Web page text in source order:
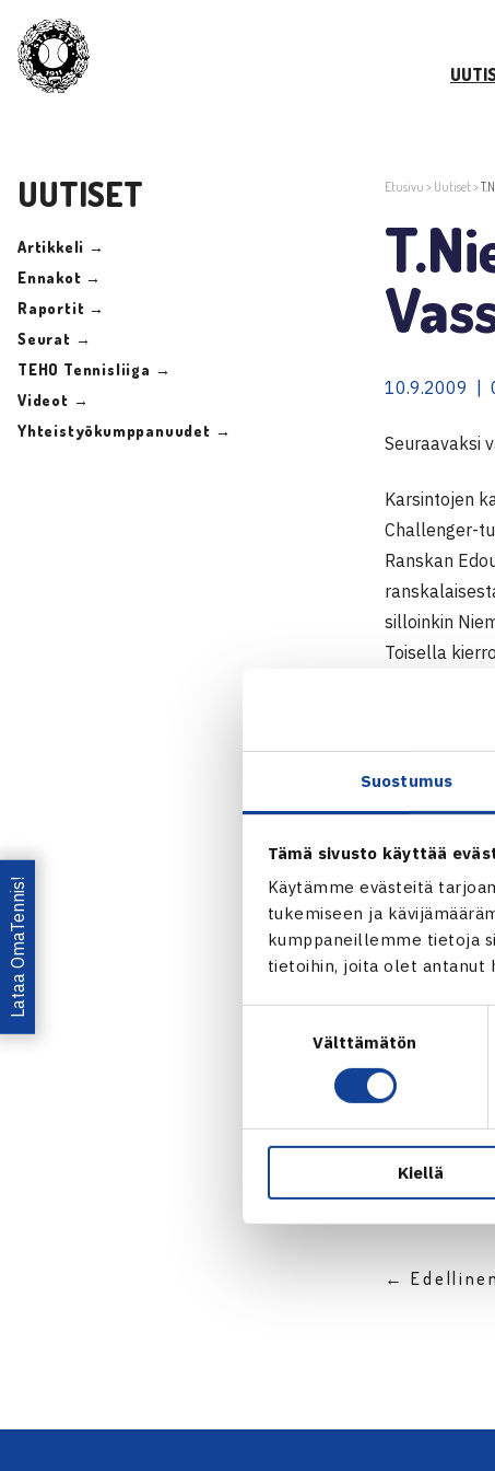
Suostumus
Tämä sivusto käyttää
Käytämme evästeitä
tukemiseen ja
kumppaneillemme tietoja
tietoihin, joita olet antanut
Välttämätön
Kiellä
UUTISET
Artikkeli →
Ennakot →
Raportit →
Seurat →
TEHO Tennisliiga →
Videot →
Yhteistyökumppanuudet →
Etusivu > Uutiset>
10.9.2009 |
Seuraavaksi
Karsintojen
Challenger-
Ranskan
silloinkin
Toisella
5.-13.9.
2.kierrosta:
3.kierrosta
Pääsarja
1.kierrosta:
ATP
Jaa:
← Edellinen
Lataa OmaTennis!